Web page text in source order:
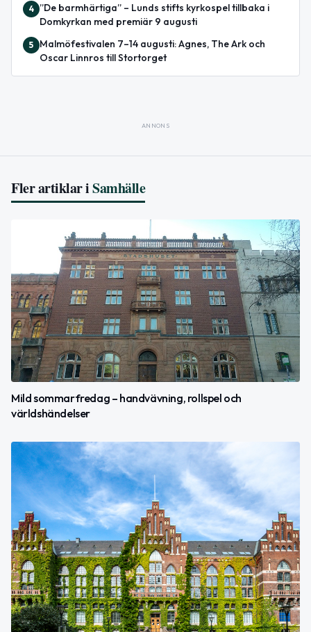
4
”De barmhärtiga” – Lunds stifts kyrkospel tillbaka i
Domkyrkan med premiär 9 augusti
5
Malmöfestivalen 7–14 augusti: Agnes, The Ark och
Oscar Linnros till Stortorget
ANNONS
Fler artiklar iSamhälle
Mild sommarfredag – handvävning, rollspel och
världshändelser